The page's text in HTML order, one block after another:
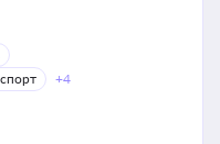
+4